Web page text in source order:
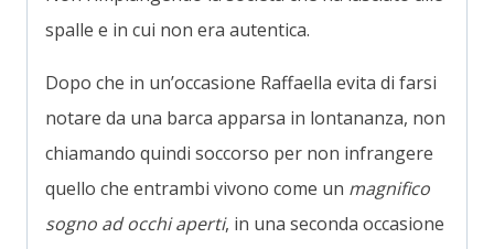
spalle e in cui non era autentica.
Dopo che in un’occasione Raffaella evita di farsi
notare da una barca apparsa in lontananza, non
chiamando quindi soccorso per non infrangere
quello che entrambi vivono come un magnifico
sogno ad occhi aperti, in una seconda occasione